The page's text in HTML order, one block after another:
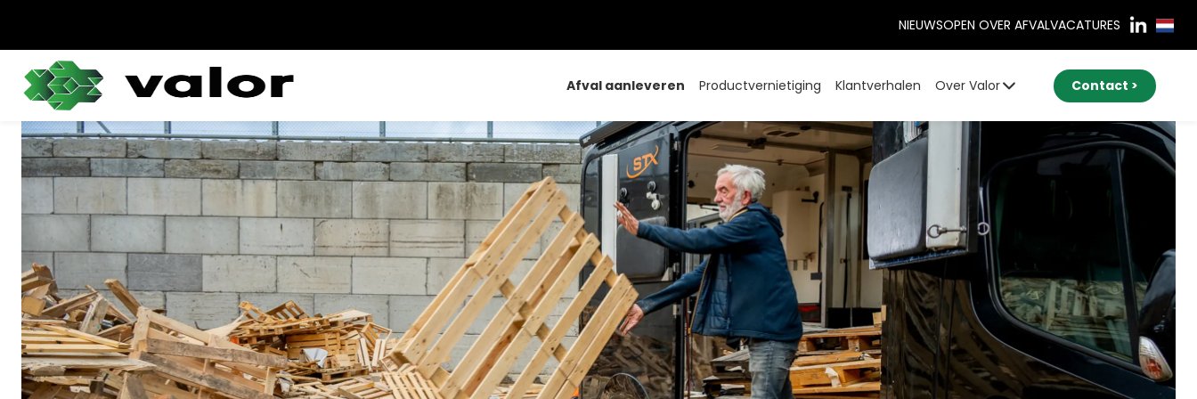
NIEUWSOPEN OVER AFVALVACATURES
Afval aanleveren Productvernietiging Klantverhalen Over Valor Contact >